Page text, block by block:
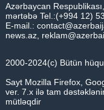
Azərbaycan
mərtəbə Tel.:(+994 12)
E-mail.:
news.az
2000-2024(c) Bütün
Sayt Mozilla Firefox,
ver. 7.x ilə tam
mütləqdir